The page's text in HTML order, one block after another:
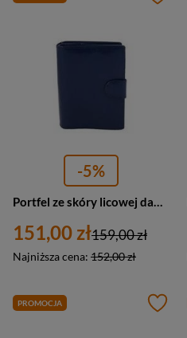
-5%
151,00 zł
Najniższa cena: 152,00 zł
159,00 zł
PROMOCJA